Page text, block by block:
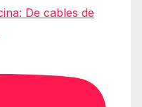
De cables de